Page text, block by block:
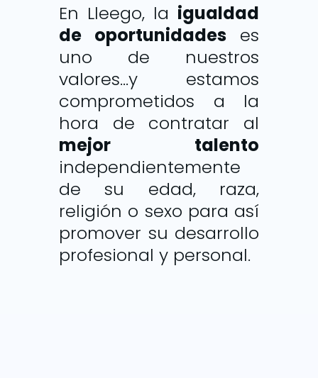
En Lleego, la igualdad
de oportunidadeses
uno de nuestros
valores…y estamos
comprometidos a la
hora de contratar al
mejor talento
independientemente
de su edad, raza,
religión o sexo para así
promover su desarrollo
profesional y personal.